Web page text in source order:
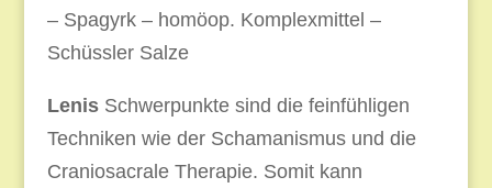
– Spagyrk – homöop. Komplexmittel –
Schüssler Salze
LenisSchwerpunkte sind die feinfühligen
Techniken wie der Schamanismus und die
Craniosacrale Therapie. Somit kann